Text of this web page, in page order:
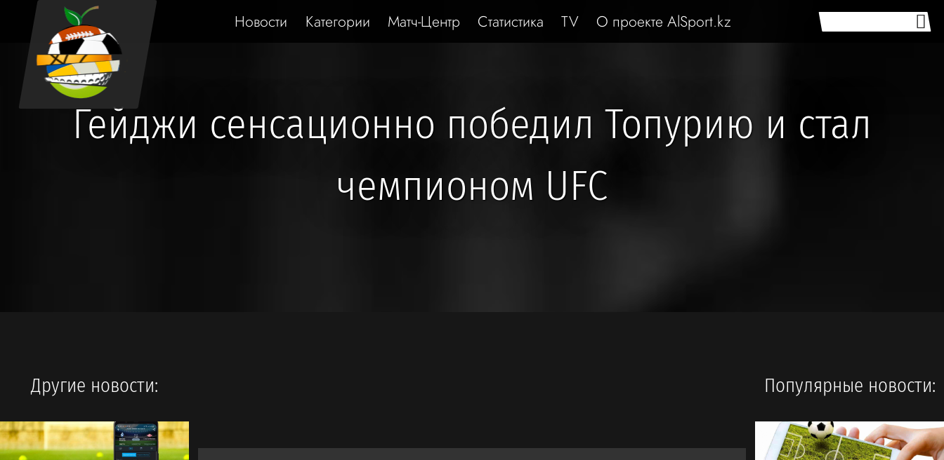
Новости Категории Матч-Центр Статистика TV О проекте AlSport.kz
Гейджи сенсационно победил Топурию и стал
чемпионом UFC
Другие новости: Популярные новости: